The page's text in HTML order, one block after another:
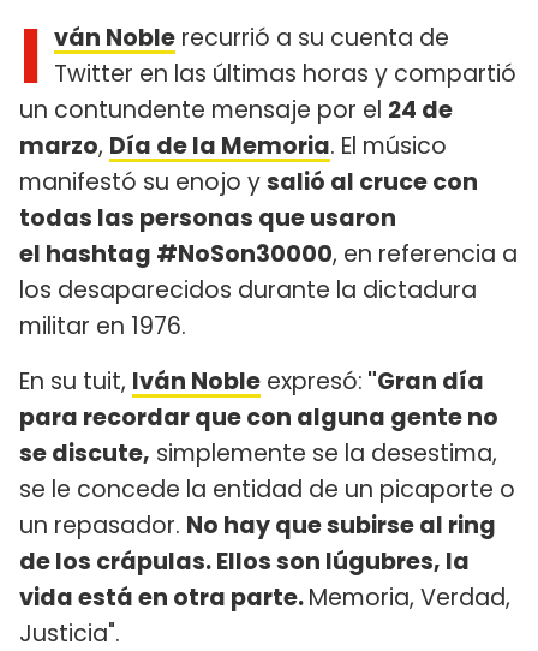
I ván Noble recurrió a su cuenta de
Twitter en las últimas horas y compartió
un contundente mensaje por el 24 de
marzo, Día de la Memoria. El músico
manifestó su enojo ysalió al cruce con
todas las personas que usaron
el hashtag #NoSon30000, en referencia a
los desaparecidos durante la dictadura
militar en 1976.
En su tuit, Iván Noble expresó: "Gran día
para recordar que con alguna gente no
se discute, simplemente se la desestima,
se le concede la entidad de un picaporte o
un repasador. No hay que subirse al ring
de los crápulas. Ellos son lúgubres, la
vida está en otra parte.Memoria, Verdad,
Justicia".